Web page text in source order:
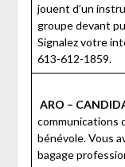
jouent d’un
groupe devant
Signalez votre
613-612-1859.
ARO –
communications
bénévole. Vous
bagage